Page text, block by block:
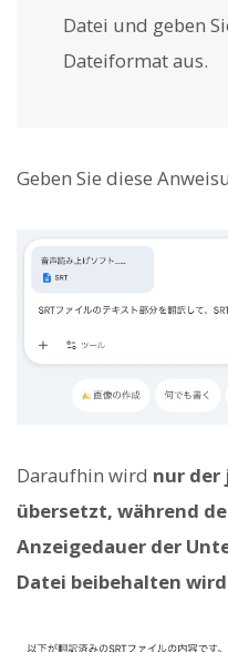
Datei und geben
Dateiformat aus.
Geben Sie diese
Daraufhin wird nur
übersetzt, während
Anzeigedauer der
Datei beibehalten wird